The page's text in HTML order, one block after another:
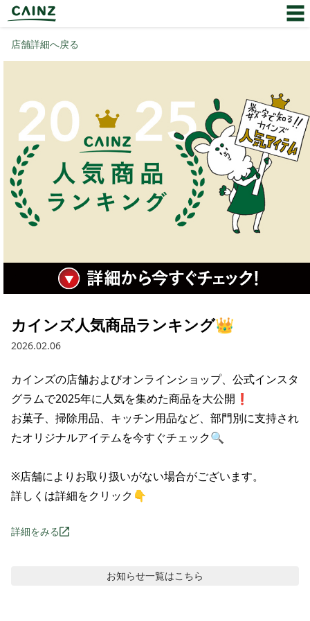
店舗詳細へ戻る
カインズ人気商品ランキング👑
2026.02.06
カインズの店舗およびオンラインショップ、公式インスタ
グラムで2025年に人気を集めた商品を大公開❗
お菓子、掃除用品、キッチン用品など、部門別に支持され
たオリジナルアイテムを今すぐチェック🔍
※店舗によりお取り扱いがない場合がございます。
詳しくは詳細をクリック👇
詳細をみる
お知らせ一覧はこちら